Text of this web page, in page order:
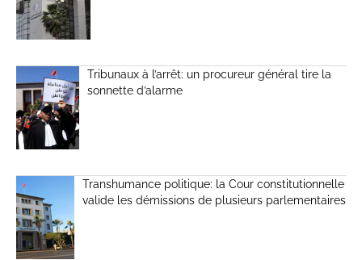
Tribunaux à l’arrêt: un procureur général tire la
sonnette d’alarme
Transhumance politique: la Cour constitutionnelle
valide les démissions de plusieurs parlementaires